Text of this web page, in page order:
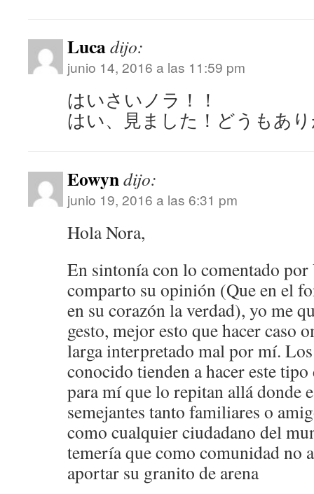
Lucadijo:
junio 14, 2016 a las 11:59 pm
はいさいノラ！！
はい、見ました！どうもあ
Eowyndijo:
junio 19, 2016 a las 6:31 pm
Hola Nora,
En sintonía con lo comentado
comparto su opinión (Que en el
en su corazón la verdad), yo me
gesto, mejor esto que hacer caso
larga interpretado mal por mí.
conocido tienden a hacer este tipo
para mí que lo repitan allá donde
semejantes tanto familiares o
como cualquier ciudadano del
temería que como comunidad no
aportar su granito de arena